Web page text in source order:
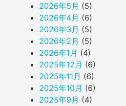
2026年5月 (5)
2026年4月 (6)
2026年3月 (5)
2026年2月 (5)
2026年1月 (4)
2025年12月 (6)
2025年11月 (6)
2025年10月 (6)
2025年9月 (4)